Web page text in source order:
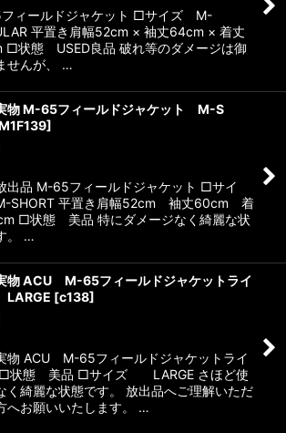
ィールドジャケット □サイズ M-
平置き肩幅52cm × 袖丈64cm × 着丈
□状態 USED良品 破れ等のダメージは御
せんが、 …
物 M-65フィールドジャケット M-S
]
出品 M-65フィールドジャケット □サイ
SHORT 平置き肩幅52cm 袖丈60cm 着
□状態 美品 特にダメージなく綺麗な状
。 …
物 ACU M-65フィールドジャケットライ
[c138]
物 ACU M-65フィールドジャケットライ
状態 美品 □サイズ LARGE さほど使
く綺麗な状態です。 放出品へご理解いただ
へお願いいたします。 …